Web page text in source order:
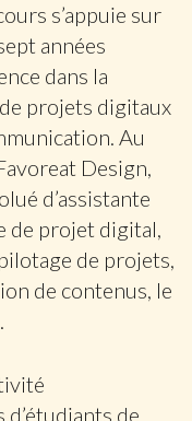
s’appuie sur
années
dans la
projets digitaux
Au
Design,
d’assistante
de projet digital,
de projets,
de contenus, le
d’étudiants de